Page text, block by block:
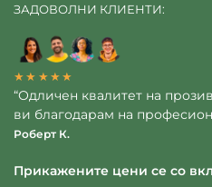
ЗАДОВОЛНИ КЛИЕНТИ:
★★★★★
“Одличен квалитет на
ви благодарам на
Роберт К.
Прикажените цени се со